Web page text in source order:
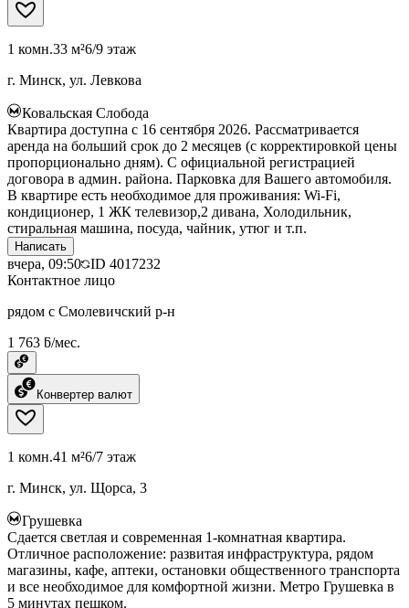
1 комн.33 м²6/9 этаж
г. Минск, ул. Левкова
Ковальская Слобода
Квартира доступна с 16 сентября 2026. Рассматривается
аренда на больший срок до 2 месяцев (с корректировкой цены
пропорционально дням). С официальной регистрацией
договора в админ. района. Парковка для Вашего автомобиля.
В квартире есть необходимое для проживания: Wi-Fi,
кондиционер, 1 ЖК телевизор,2 дивана, Холодильник,
стиральная машина, посуда, чайник, утюг и т.п.
Написать
вчера, 09:50 ID 4017232
Контактное лицо
рядом с Смолевичский р-н
1 763 ƃ/мес.
Конвертер валют
1 комн.41 м²6/7 этаж
г. Минск, ул. Щорса, 3
Грушевка
Сдается светлая и современная 1-комнатная квартира.
Отличное расположение: развитая инфраструктура, рядом
магазины, кафе, аптеки, остановки общественного транспорта
и все необходимое для комфортной жизни. Метро Грушевка в
5 минутах пешком.